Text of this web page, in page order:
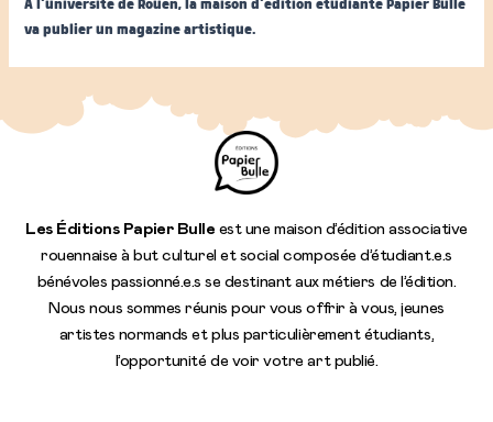
À l’université de Rouen, la maison d’édition étudiante Papier Bulle
va publier un magazine artistique.
Les Éditions Papier Bulle est une maison d’édition associative
rouennaise à but culturel et social composée d’étudiant.e.s
bénévoles passionné.e.s se destinant aux métiers de l’édition.
Nous nous sommes réunis pour vous offrir à vous, jeunes
artistes normands et plus particulièrement étudiants,
l’opportunité de voir votre art publié.